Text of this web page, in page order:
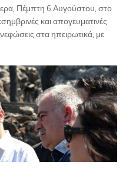
Πέμπτη 6 Αυγούστου, στο
και απογευματινές
στα ηπειρωτικά, με